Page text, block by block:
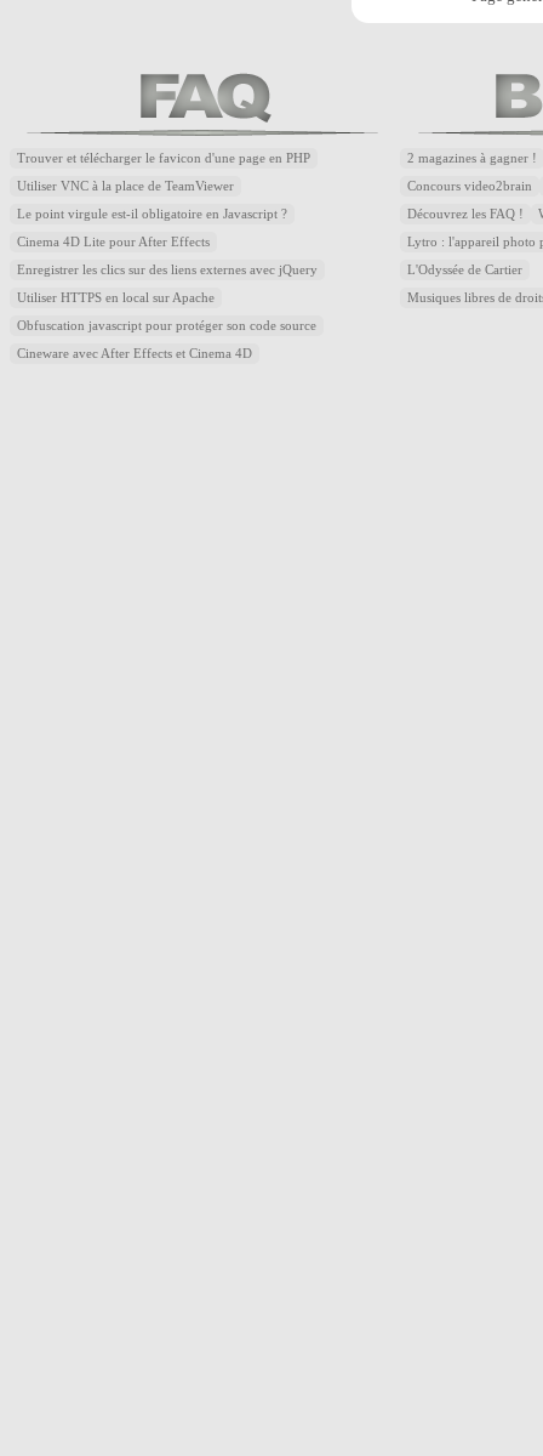
Trouver et télécharger le favicon d'une page en PHP
Utiliser VNC à la place de TeamViewer
Le point virgule est-il obligatoire en Javascript ?
Cinema 4D Lite pour After Effects
Enregistrer les clics sur des liens externes avec jQuery
Utiliser HTTPS en local sur Apache
Obfuscation javascript pour protéger son code source
Cineware avec After Effects et Cinema 4D
2 magazines à gagner !
Concours video2brain
Découvrez les FAQ !
Lytro : l'appareil photo
L'Odyssée de Cartier
Musiques libres de